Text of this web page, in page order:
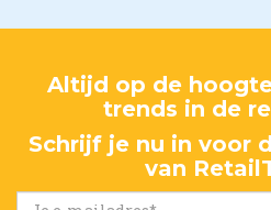
Altijd op de
trends in de
Schrijf je nu in voor
van